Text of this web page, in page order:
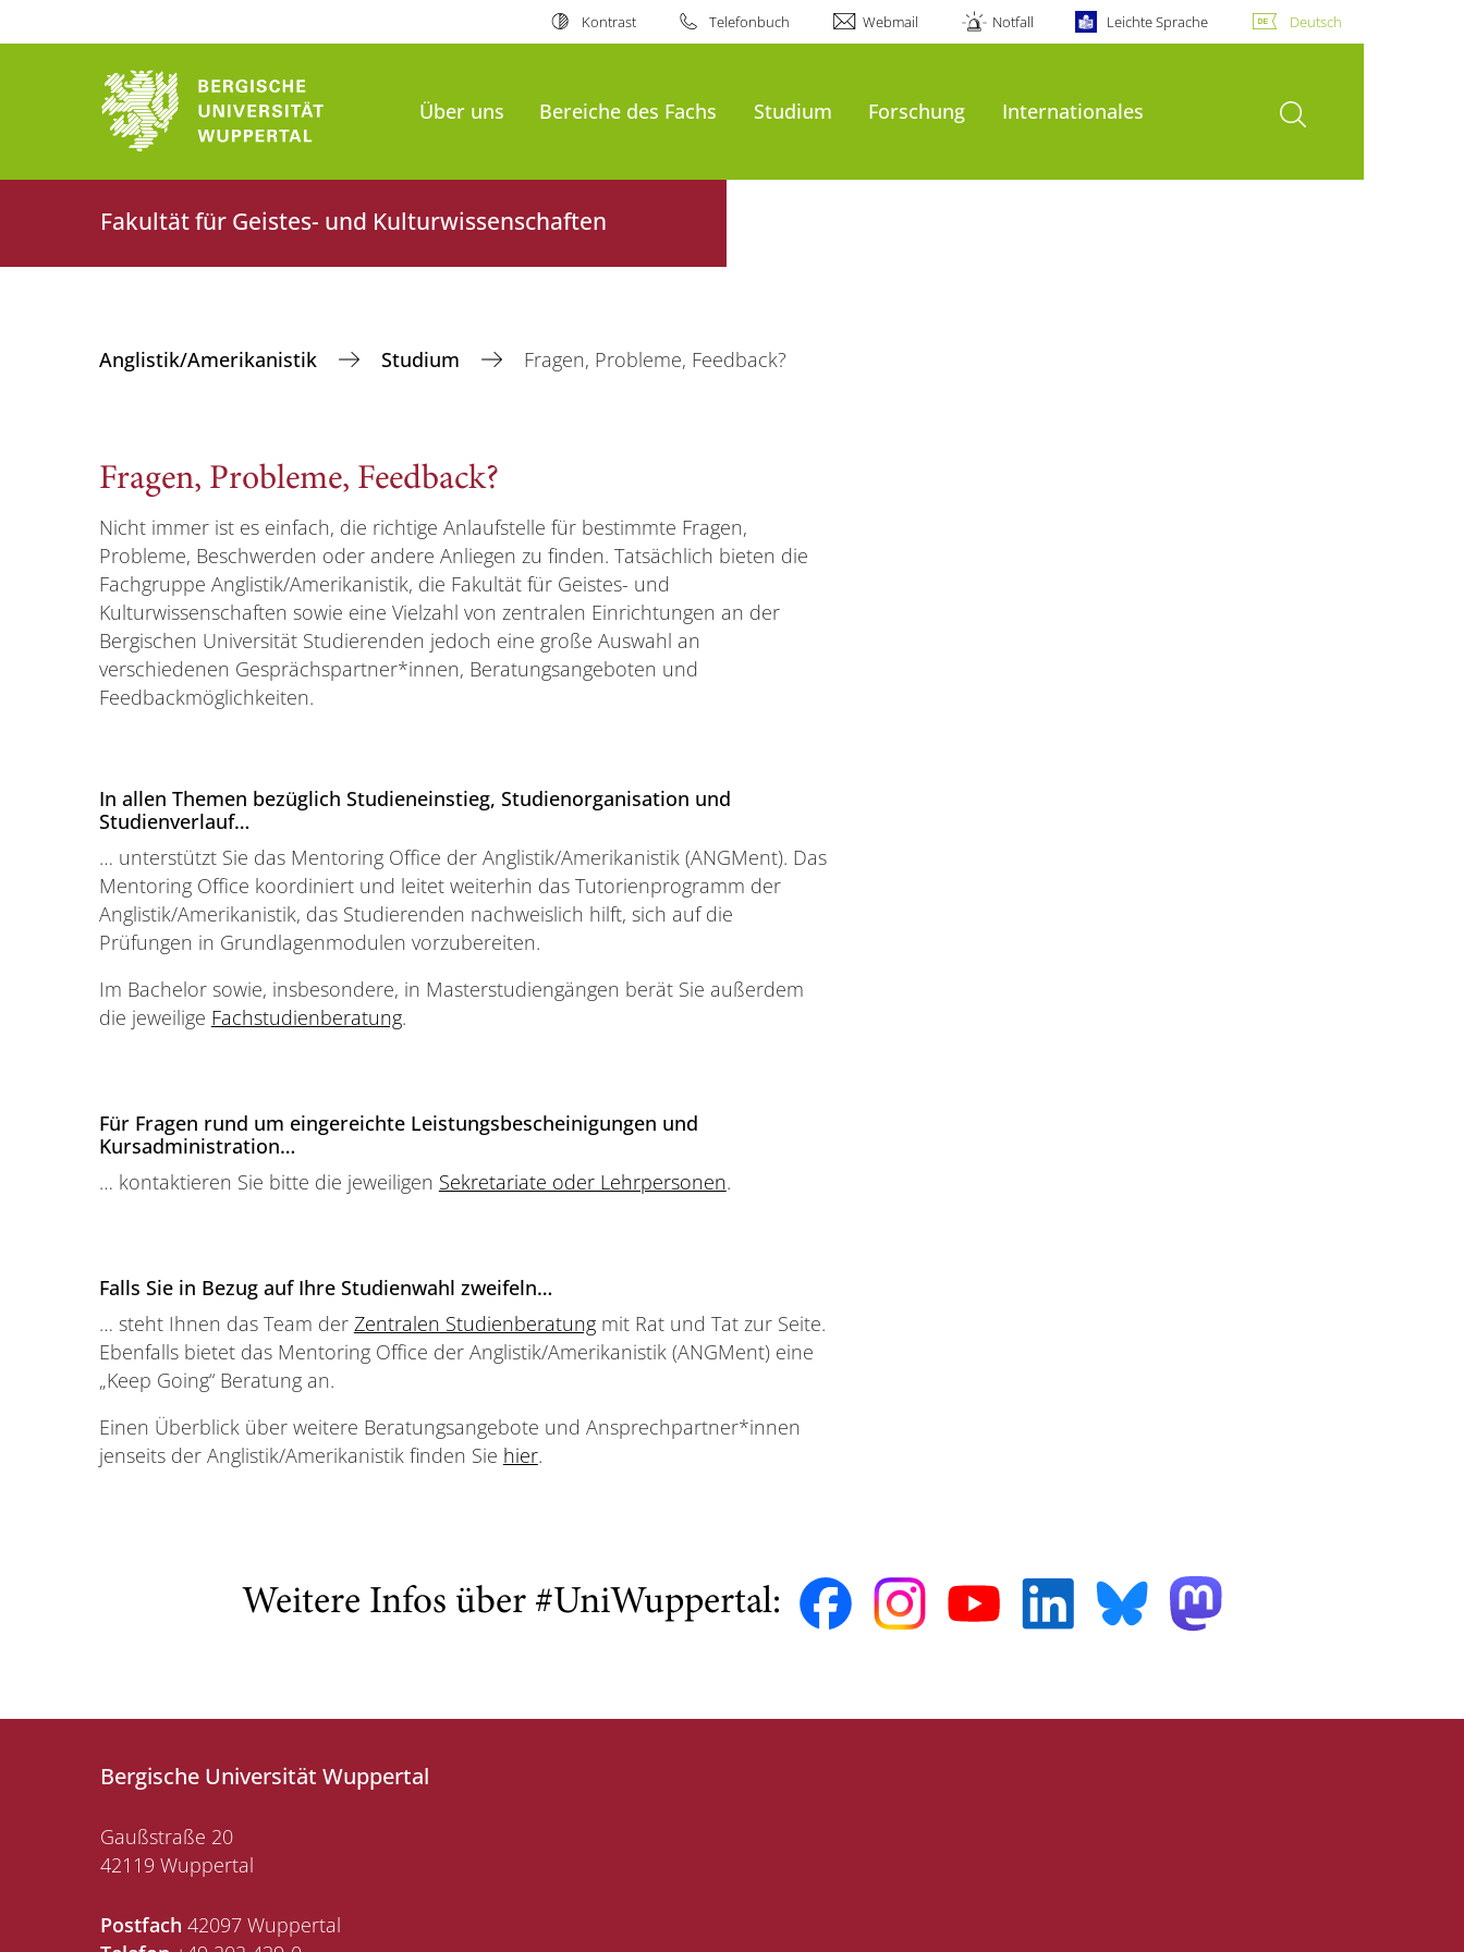
Kontrast Telefonbuch Webmail Notfall Leichte Sprache Deutsch
Über uns Bereiche des Fachs Studium Forschung Internationales Suche öffnen
Fakultät für Geistes- und Kulturwissenschaften
Anglistik/Amerikanistik Studium Fragen, Probleme, Feedback?
Fragen, Probleme, Feedback?
Nicht immer ist es einfach, die richtige Anlaufstelle für bestimmte Fragen,
Probleme, Beschwerden oder andere Anliegen zu finden. Tatsächlich bieten die
Fachgruppe Anglistik/Amerikanistik, die Fakultät für Geistes- und
Kulturwissenschaften sowie eine Vielzahl von zentralen Einrichtungen an der
Bergischen Universität Studierenden jedoch eine große Auswahl an
verschiedenen Gesprächspartner*innen, Beratungsangeboten und
Feedbackmöglichkeiten.
In allen Themen bezüglich Studieneinstieg, Studienorganisation und
Studienverlauf…
… unterstützt Sie das Mentoring Office der Anglistik/Amerikanistik (ANGMent). Das
Mentoring Office koordiniert und leitet weiterhin das Tutorienprogramm der
Anglistik/Amerikanistik, das Studierenden nachweislich hilft, sich auf die
Prüfungen in Grundlagenmodulen vorzubereiten.
Im Bachelor sowie, insbesondere, in Masterstudiengängen berät Sie außerdem
die jeweilige Fachstudienberatung.
Für Fragen rund um eingereichte Leistungsbescheinigungen und
Kursadministration…
… kontaktieren Sie bitte die jeweiligen Sekretariate oder Lehrpersonen.
Falls Sie in Bezug auf Ihre Studienwahl zweifeln…
… steht Ihnen das Team der Zentralen Studienberatungmit Rat und Tat zur Seite.
Ebenfalls bietet das Mentoring Office der Anglistik/Amerikanistik (ANGMent) eine
„Keep Going“ Beratung an.
Einen Überblick über weitere Beratungsangebote und Ansprechpartner*innen
jenseits der Anglistik/Amerikanistik finden Sie hier.
Weitere Infos über #UniWuppertal:
Bergische Universität Wuppertal
Gaußstraße 20
42119 Wuppertal
Postfach 42097 Wuppertal